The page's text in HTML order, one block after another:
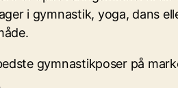
i gymnastik, yoga, dans
gymnastikposer på